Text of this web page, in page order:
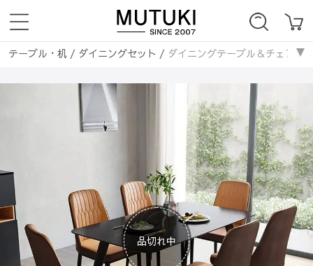
テーブル・机 / ダイニングセット / ダイニングテーブル＆チェアセ
セラミック天板 ダイニングテーブル＆チェアセッ
品切れ中